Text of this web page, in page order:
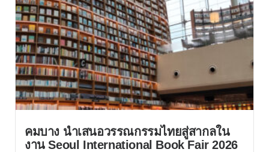
คมบาง นำเสนอวรรณกรรมไทยสู่สากลใน
งาน Seoul International Book Fair 2026